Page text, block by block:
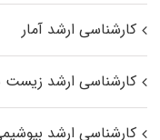
کارشناسی ارشد آمار
کارشناسی ارشد زیست
کارشناسی ارشد